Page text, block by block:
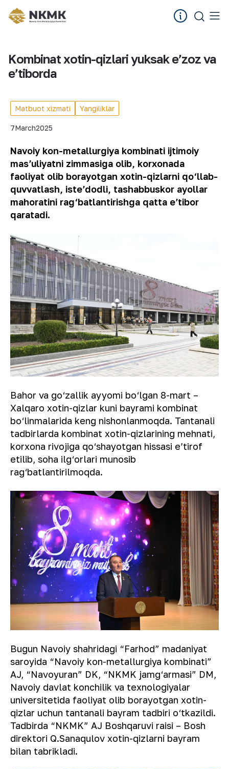
Kombinat xotin-qizlari yuksak eʼzoz va
eʼtiborda
Matbuot xizmati Yangiliklar
7March2025
Navoiy kon-metallurgiya kombinati ijtimoiy
masʼuliyatni zimmasiga olib, korxonada
faoliyat olib borayotgan xotin-qizlarni qo‘llab-
quvvatlash, isteʼdodli, tashabbuskor ayollar
mahoratini rag‘batlantirishga qatta eʼtibor
qaratadi.
Bahor va go‘zallik ayyomi bo‘lgan 8-mart –
Xalqaro xotin-qizlar kuni bayrami kombinat
bo‘linmalarida keng nishonlanmoqda. Tantanali
tadbirlarda kombinat xotin-qizlarining mehnati,
korxona rivojiga qo‘shayotgan hissasi eʼtirof
etilib, soha ilg‘orlari munosib
rag‘batlantirilmoqda.
Bugun Navoiy shahridagi “Farhod” madaniyat
saroyida “Navoiy kon-metallurgiya kombinati”
AJ, “Navoyuran” DK, “NKMK jamg‘armasi” DM,
Navoiy davlat konchilik va texnologiyalar
universitetida faoliyat olib borayotgan xotin-
qizlar uchun tantanali bayram tadbiri o‘tkazildi.
Tadbirda “NKMK” AJ Boshqaruvi raisi – Bosh
direktori Q.Sanaqulov xotin-qizlarni bayram
bilan tabrikladi.